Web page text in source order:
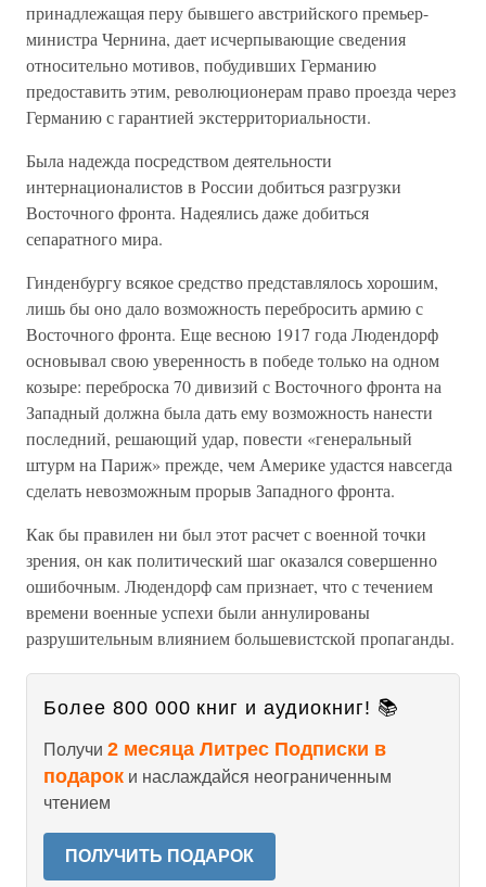
принадлежащая перу бывшего австрийского премьер-
министра Чернина, дает исчерпывающие сведения
относительно мотивов, побудивших Германию
предоставить этим, революционерам право проезда через
Германию с гарантией экстерриториальности.
Была надежда посредством деятельности
интернационалистов в России добиться разгрузки
Восточного фронта. Надеялись даже добиться
сепаратного мира.
Гинденбургу всякое средство представлялось хорошим,
лишь бы оно дало возможность перебросить армию с
Восточного фронта. Еще весною 1917 года Людендорф
основывал свою уверенность в победе только на одном
козыре: переброска 70 дивизий с Восточного фронта на
Западный должна была дать ему возможность нанести
последний, решающий удар, повести «генеральный
штурм на Париж» прежде, чем Америке удастся навсегда
сделать невозможным прорыв Западного фронта.
Как бы правилен ни был этот расчет с военной точки
зрения, он как политический шаг оказался совершенно
ошибочным. Людендорф сам признает, что с течением
времени военные успехи были аннулированы
разрушительным влиянием большевистской пропаганды.
Более 800 000 книг и аудиокниг! 📚
Получи 2 месяца Литрес Подписки в
подарок и наслаждайся неограниченным
чтением
ПОЛУЧИТЬ ПОДАРОК